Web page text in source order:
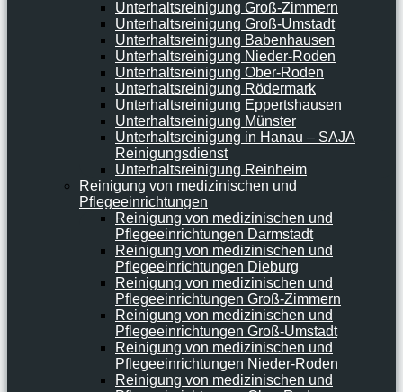
Unterhaltsreinigung Groß-Zimmern
Unterhaltsreinigung Groß-Umstadt
Unterhaltsreinigung Babenhausen
Unterhaltsreinigung Nieder-Roden
Unterhaltsreinigung Ober-Roden
Unterhaltsreinigung Rödermark
Unterhaltsreinigung Eppertshausen
Unterhaltsreinigung Münster
Unterhaltsreinigung in Hanau – SAJA
Reinigungsdienst
Unterhaltsreinigung Reinheim
Reinigung von medizinischen und
Pflegeeinrichtungen
Reinigung von medizinischen und
Pflegeeinrichtungen Darmstadt
Reinigung von medizinischen und
Pflegeeinrichtungen Dieburg
Reinigung von medizinischen und
Pflegeeinrichtungen Groß-Zimmern
Reinigung von medizinischen und
Pflegeeinrichtungen Groß-Umstadt
Reinigung von medizinischen und
Pflegeeinrichtungen Nieder-Roden
Reinigung von medizinischen und